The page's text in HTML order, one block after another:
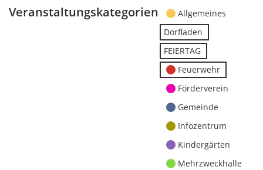
Veranstaltungskategorien
Allgemeines
Dorfladen
FEIERTAG
Feuerwehr
Förderverein
Gemeinde
Infozentrum
Kindergärten
Mehrzweckhalle